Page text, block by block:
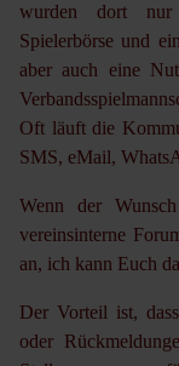
wurden dort nur
Spielerbörse und
aber auch eine
Oft läuft die
SMS, eMail,
Wenn der
vereinsinterne
an, ich kann Euch
Der Vorteil ist,
oder